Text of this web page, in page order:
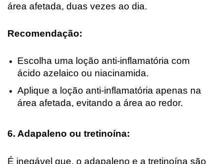
área afetada, duas vezes ao dia.
Recomendação:
Escolha uma loção anti-inflamatória com
ácido azelaico ou niacinamida.
Aplique a loção anti-inflamatória apenas na
área afetada, evitando a área ao redor.
6. Adapaleno ou tretinoína:
É inegável que, o adapaleno e a tretinoína são